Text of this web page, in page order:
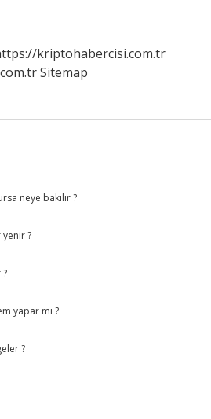
kriptohabercisi.com.tr
Sitemap
neye bakılır ?
yenir ?
yapar mı ?
?